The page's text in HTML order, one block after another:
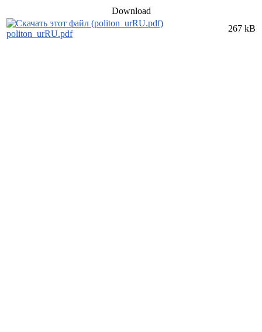
Download
politon_urRU.pdf
267 kB